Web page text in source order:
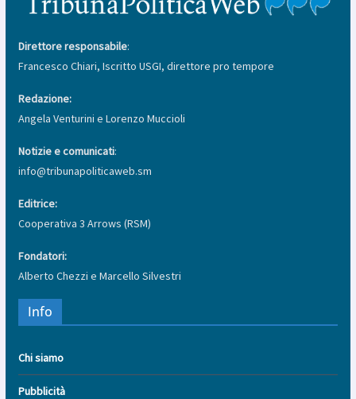
Direttore responsabile:
Francesco Chiari, Iscritto USGI, direttore pro tempore
Redazione:
Angela Venturini e Lorenzo Muccioli
Notizie e comunicati:
info@tribunapoliticaweb.sm
Editrice:
Cooperativa 3 Arrows (RSM)
Fondatori:
Alberto Chezzi e Marcello Silvestri
Info
Chi siamo
Pubblicità